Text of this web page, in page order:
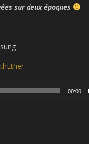
sur deux époques
00:00